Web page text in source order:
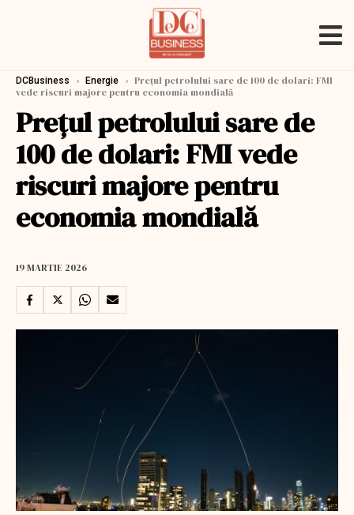
DCBusiness › Energie › Prețul petrolului sare de 100 de dolari: FMI
vede riscuri majore pentru economia mondială
Prețul petrolului sare de
100 de dolari: FMI vede
riscuri majore pentru
economia mondială
19 MARTIE 2026